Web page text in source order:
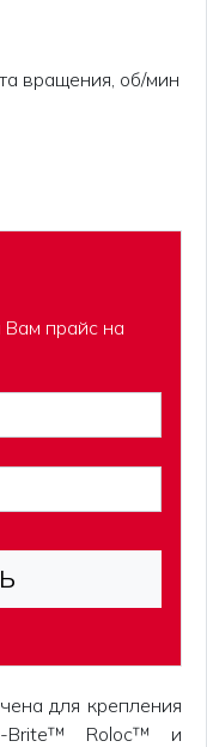
вращения, об/мин
Вам прайс на
для крепления
Brite™ Roloc™ и